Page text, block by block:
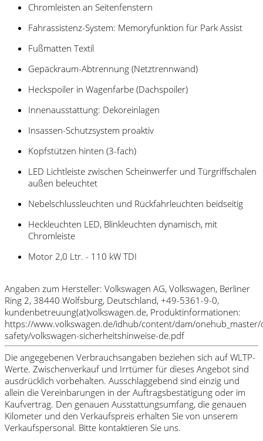
Chromleisten an Seitenfenstern
Fahrassistenz-System: Memoryfunktion für Park Assist
Fußmatten Textil
Gepäckraum-Abtrennung (Netztrennwand)
Heckspoiler in Wagenfarbe (Dachspoiler)
Innenausstattung: Dekoreinlagen
Insassen-Schutzsystem proaktiv
Kopfstützen hinten (3-fach)
LED Lichtleiste zwischen Scheinwerfer und Türgriffschalen
außen beleuchtet
Nebelschlussleuchten und Rückfahrleuchten beidseitig
Heckleuchten LED, Blinkleuchten dynamisch, mit
Chromleiste
Motor 2,0 Ltr. - 110 kW TDI
Angaben zum Hersteller: Volkswagen AG, Volkswagen, Berliner
Ring 2, 38440 Wolfsburg, Deutschland, +49-5361-9-0,
kundenbetreuung(at)volkswagen.de, Produktinformationen:
https://www.volkswagen.de/idhub/content/dam/
safety/volkswagen-sicherheitshinweise-de.pdf
Die angegebenen Verbrauchsangaben beziehen sich auf WLTP-
Werte. Zwischenverkauf und Irrtümer für dieses Angebot sind
ausdrücklich vorbehalten. Ausschlaggebend sind einzig und
allein die Vereinbarungen in der Auftragsbestätigung oder im
Kaufvertrag. Den genauen Ausstattungsumfang, die genauen
Kilometer und den Verkaufspreis erhalten Sie von unserem
Verkaufspersonal. Bitte kontaktieren Sie uns.